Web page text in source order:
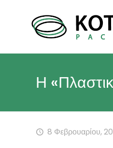
Η
8 Φεβρουαρίου,